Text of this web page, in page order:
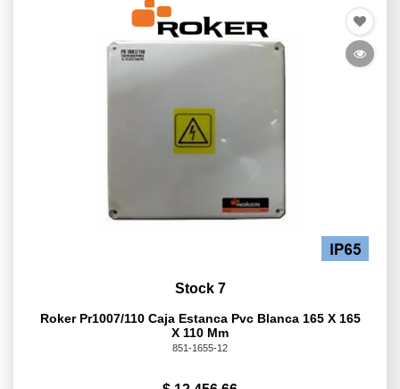
Stock 7
Roker Pr1007/110 Caja Estanca Pvc Blanca 165 X 165
X 110 Mm
851-1655-12